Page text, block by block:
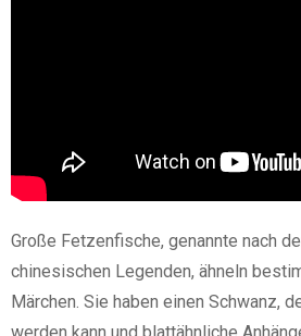
Große Fetzenfische, genannte nach
chinesischen Legenden, ähneln
Märchen. Sie haben einen Schwanz,